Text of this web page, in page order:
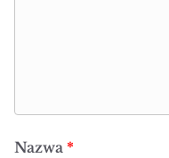
Nazwa *